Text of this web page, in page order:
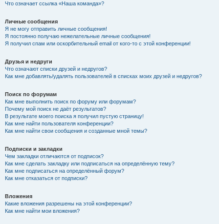
Что означает ссылка «Наша команда»?
Личные сообщения
Я не могу отправить личные сообщения!
Я постоянно получаю нежелательные личные сообщения!
Я получил спам или оскорбительный email от кого-то с этой конференции!
Друзья и недруги
Что означают списки друзей и недругов?
Как мне добавлять/удалять пользователей в списках моих друзей и недругов?
Поиск по форумам
Как мне выполнить поиск по форуму или форумам?
Почему мой поиск не даёт результатов?
В результате моего поиска я получил пустую страницу!
Как мне найти пользователя конференции?
Как мне найти свои сообщения и созданные мной темы?
Подписки и закладки
Чем закладки отличаются от подписок?
Как мне сделать закладку или подписаться на определённую тему?
Как мне подписаться на определённый форум?
Как мне отказаться от подписки?
Вложения
Какие вложения разрешены на этой конференции?
Как мне найти мои вложения?